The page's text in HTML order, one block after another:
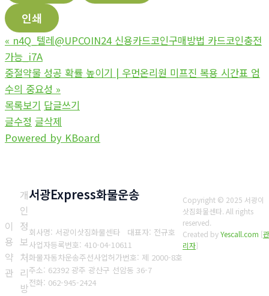
인쇄
« n4Q_텔레@UPCOIN24 신용카드코인구매방법 카드코인충전
가능_i7A
중절약물 성공 확률 높이기 | 우먼온리원 미프진 복용 시간표 엄
수의 중요성 »
목록보기 답글쓰기
글수정 글삭제
Powered by KBoard
이
용
약
관
개
인
정
보
처
리
방
서광Express화물운송
회사명: 서광이삿짐화물센타 대표자: 전규호
사업자등록번호: 410-04-10611
화물자동차운송주선사업허가번호: 제 2000-8호
주소: 62392 광주 광산구 선암동 36-7
전화: 062-945-2424
Copyright © 2025 서광이
삿짐화물센타. All rights
reserved.
Created byYescall.com [관
리자]